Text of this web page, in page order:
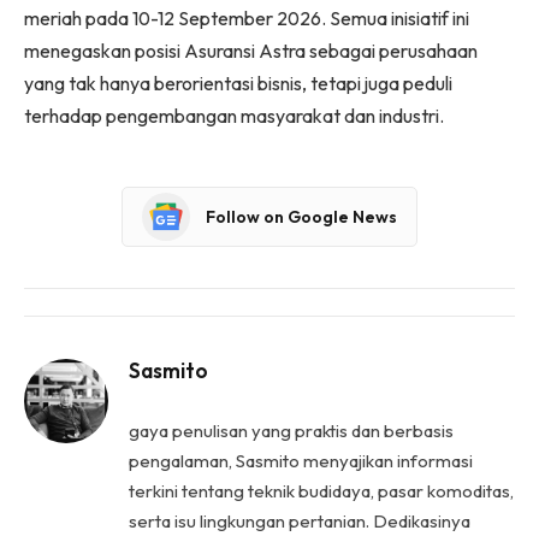
meriah pada 10-12 September 2026. Semua inisiatif ini
menegaskan posisi Asuransi Astra sebagai perusahaan
yang tak hanya berorientasi bisnis, tetapi juga peduli
terhadap pengembangan masyarakat dan industri.
Follow on Google News
Sasmito
gaya penulisan yang praktis dan berbasis
pengalaman, Sasmito menyajikan informasi
terkini tentang teknik budidaya, pasar komoditas,
serta isu lingkungan pertanian. Dedikasinya